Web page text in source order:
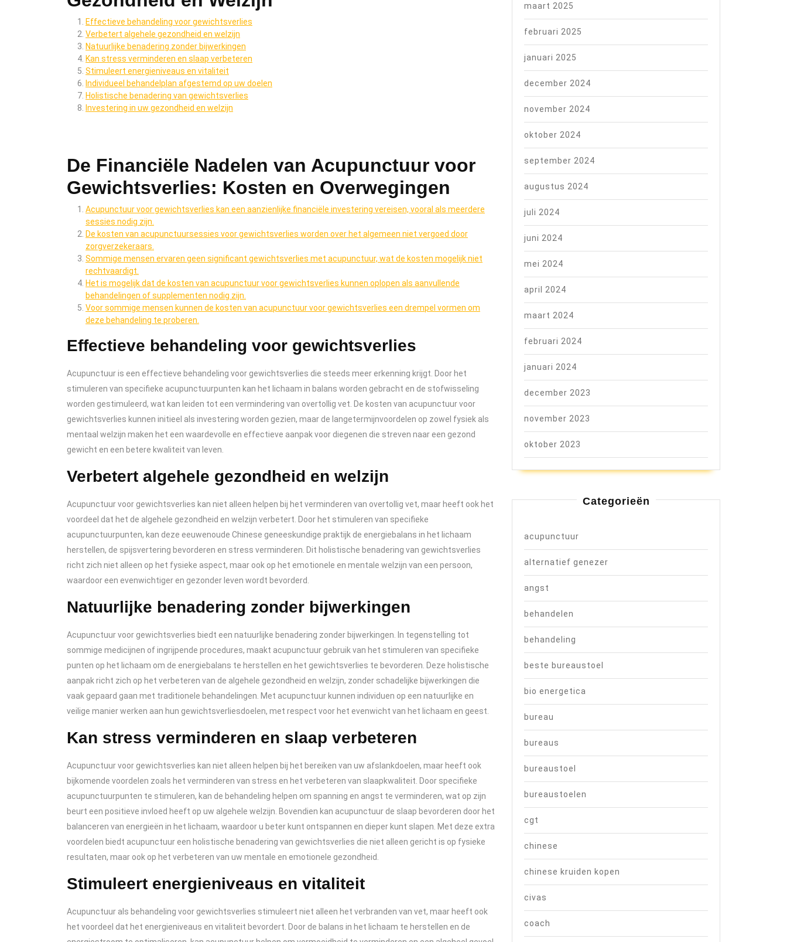
Effectieve behandeling voor gewichtsverlies
Verbetert algehele gezondheid en welzijn
Natuurlijke benadering zonder bijwerkingen
Kan stress verminderen en slaap verbeteren
Stimuleert energieniveaus en vitaliteit
Individueel behandelplan afgestemd op uw doelen
Holistische benadering van gewichtsverlies
Investering in uw gezondheid en welzijn
De Financiële Nadelen van Acupunctuur voor
Gewichtsverlies: Kosten en Overwegingen
Acupunctuur voor gewichtsverlies kan een aanzienlijke financiële investering vereisen, vooral als meerdere
sessies nodig zijn.
De kosten van acupunctuursessies voor gewichtsverlies worden over het algemeen niet vergoed door
zorgverzekeraars.
Sommige mensen ervaren geen significant gewichtsverlies met acupunctuur, wat de kosten mogelijk niet
rechtvaardigt.
Het is mogelijk dat de kosten van acupunctuur voor gewichtsverlies kunnen oplopen als aanvullende
behandelingen of supplementen nodig zijn.
Voor sommige mensen kunnen de kosten van acupunctuur voor gewichtsverlies een drempel vormen om
deze behandeling te proberen.
Effectieve behandeling voor gewichtsverlies
Acupunctuur is een effectieve behandeling voor gewichtsverlies die steeds meer erkenning krijgt. Door het
stimuleren van specifieke acupunctuurpunten kan het lichaam in balans worden gebracht en de stofwisseling
worden gestimuleerd, wat kan leiden tot een vermindering van overtollig vet. De kosten van acupunctuur voor
gewichtsverlies kunnen initieel als investering worden gezien, maar de langetermijnvoordelen op zowel fysiek als
mentaal welzijn maken het een waardevolle en effectieve aanpak voor diegenen die streven naar een gezond
gewicht en een betere kwaliteit van leven.
Verbetert algehele gezondheid en welzijn
Acupunctuur voor gewichtsverlies kan niet alleen helpen bij het verminderen van overtollig vet, maar heeft ook het
voordeel dat het de algehele gezondheid en welzijn verbetert. Door het stimuleren van specifieke
acupunctuurpunten, kan deze eeuwenoude Chinese geneeskundige praktijk de energiebalans in het lichaam
herstellen, de spijsvertering bevorderen en stress verminderen. Dit holistische benadering van gewichtsverlies
richt zich niet alleen op het fysieke aspect, maar ook op het emotionele en mentale welzijn van een persoon,
waardoor een evenwichtiger en gezonder leven wordt bevorderd.
Natuurlijke benadering zonder bijwerkingen
Acupunctuur voor gewichtsverlies biedt een natuurlijke benadering zonder bijwerkingen. In tegenstelling tot
sommige medicijnen of ingrijpende procedures, maakt acupunctuur gebruik van het stimuleren van specifieke
punten op het lichaam om de energiebalans te herstellen en het gewichtsverlies te bevorderen. Deze holistische
aanpak richt zich op het verbeteren van de algehele gezondheid en welzijn, zonder schadelijke bijwerkingen die
vaak gepaard gaan met traditionele behandelingen. Met acupunctuur kunnen individuen op een natuurlijke en
veilige manier werken aan hun gewichtsverliesdoelen, met respect voor het evenwicht van het lichaam en geest.
Kan stress verminderen en slaap verbeteren
Acupunctuur voor gewichtsverlies kan niet alleen helpen bij het bereiken van uw afslankdoelen, maar heeft ook
bijkomende voordelen zoals het verminderen van stress en het verbeteren van slaapkwaliteit. Door specifieke
acupunctuurpunten te stimuleren, kan de behandeling helpen om spanning en angst te verminderen, wat op zijn
beurt een positieve invloed heeft op uw algehele welzijn. Bovendien kan acupunctuur de slaap bevorderen door het
balanceren van energieën in het lichaam, waardoor u beter kunt ontspannen en dieper kunt slapen. Met deze extra
voordelen biedt acupunctuur een holistische benadering van gewichtsverlies die niet alleen gericht is op fysieke
resultaten, maar ook op het verbeteren van uw mentale en emotionele gezondheid.
Stimuleert energieniveaus en vitaliteit
Acupunctuur als behandeling voor gewichtsverlies stimuleert niet alleen het verbranden van vet, maar heeft ook
het voordeel dat het energieniveaus en vitaliteit bevordert. Door de balans in het lichaam te herstellen en de
maart 2025
februari 2025
januari 2025
december 2024
november 2024
oktober 2024
september 2024
augustus 2024
juli 2024
juni 2024
mei 2024
april 2024
maart 2024
februari 2024
januari 2024
december 2023
november 2023
oktober 2023
Categorieën
acupunctuur
alternatief genezer
angst
behandelen
behandeling
beste bureaustoel
bio energetica
bureau
bureaus
bureaustoel
bureaustoelen
cgt
chinese
chinese kruiden kopen
civas
coach